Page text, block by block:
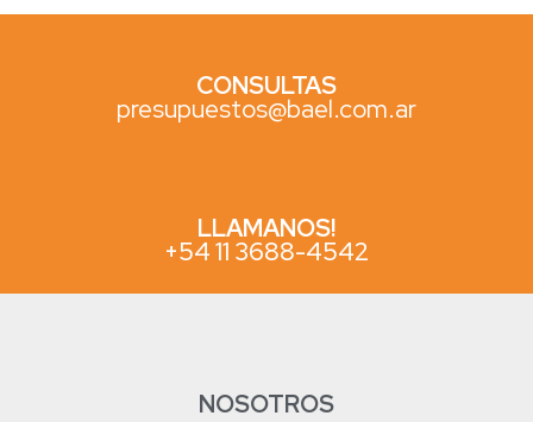
CONSULTAS
presupuestos@bael.com.ar
LLAMANOS!
+54 11 3688-4542
NOSOTROS